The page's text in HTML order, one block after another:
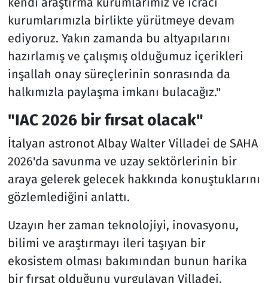
kurumlarımızla birlikte yürütmeye devam
ediyoruz. Yakın zamanda bu altyapılarını
hazırlamış ve çalışmış olduğumuz içerikleri
inşallah onay süreçlerinin sonrasında da
halkımızla paylaşma imkanı bulacağız."
"IAC 2026 bir fırsat olacak"
İtalyan astronot Albay Walter Villadei de SAHA
2026'da savunma ve uzay sektörlerinin bir
araya gelerek gelecek hakkında konuştuklarını
gözlemlediğini anlattı.
Uzayın her zaman teknolojiyi, inovasyonu,
bilimi ve araştırmayı ileri taşıyan bir
ekosistem olması bakımından bunun harika
bir fırsat olduğunu vurgulayan Villadei,